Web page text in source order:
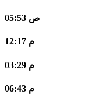
05:53 ص
12:17 م
03:29 م
06:43 م